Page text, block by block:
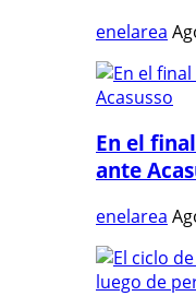
enelarea
En el
ante
enelarea